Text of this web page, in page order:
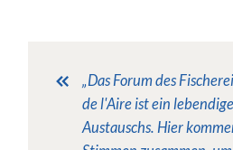
„Das Forum des
de l'Aire ist ein
Austauschs. Hier